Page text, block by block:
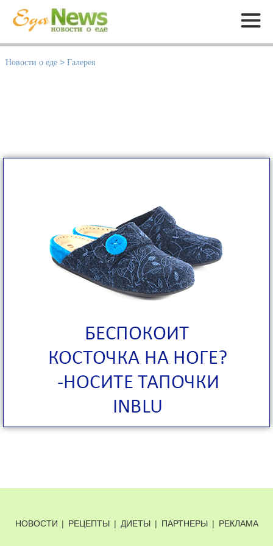
Меню
Новости о еде > Галерея
НОВОСТИ | РЕЦЕПТЫ | ДИЕТЫ | ПАРТНЕРЫ | РЕКЛАМА